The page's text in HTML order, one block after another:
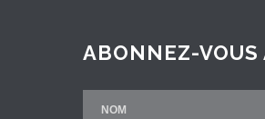
ABONNEZ-VOUS